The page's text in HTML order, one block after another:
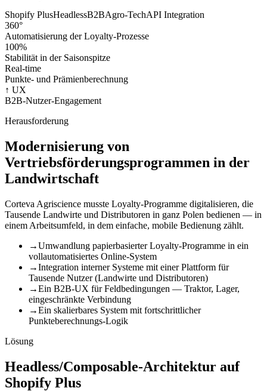
Shopify PlusHeadlessB2BAgro-TechAPI Integration
360°
Automatisierung der Loyalty-Prozesse
100%
Stabilität in der Saisonspitze
Real-time
Punkte- und Prämienberechnung
↑ UX
B2B-Nutzer-Engagement
Herausforderung
Modernisierung von
Vertriebsförderungsprogrammen in der
Landwirtschaft
Corteva Agriscience musste Loyalty-Programme digitalisieren, die
Tausende Landwirte und Distributoren in ganz Polen bedienen — in
einem Arbeitsumfeld, in dem einfache, mobile Bedienung zählt.
→Umwandlung papierbasierter Loyalty-Programme in ein
vollautomatisiertes Online-System
→Integration interner Systeme mit einer Plattform für
Tausende Nutzer (Landwirte und Distributoren)
→Ein B2B-UX für Feldbedingungen — Traktor, Lager,
eingeschränkte Verbindung
→Ein skalierbares System mit fortschrittlicher
Punkteberechnungs-Logik
Lösung
Headless/Composable-Architektur auf
Shopify Plus